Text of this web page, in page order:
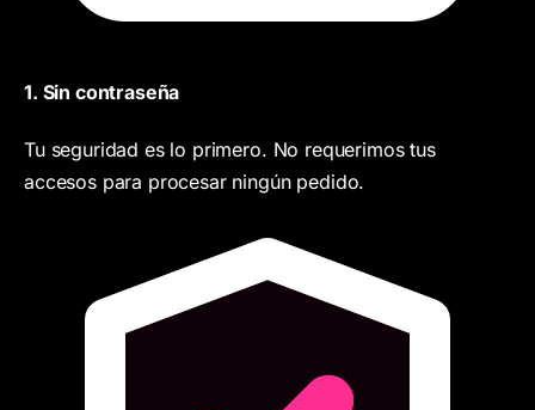
1. Sin contraseña
Tu seguridad es lo primero. No requerimos tus
accesos para procesar ningún pedido.